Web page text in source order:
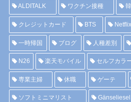
ALDITALK ワクチン接種
クレジットカード BTS Netflix
一時帰国 ブログ 人種差別
N26 楽天モバイル セルフカラ
専業主婦 休職 ゲーテ
ソフトミニマリスト